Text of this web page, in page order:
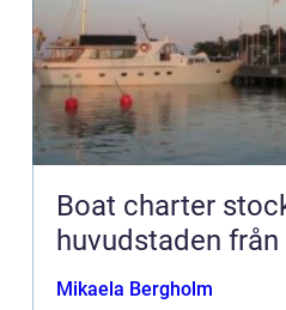
Boat charter
huvudstaden
Mikaela Bergholm